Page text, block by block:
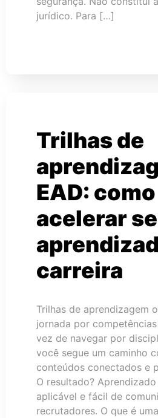
jurídico. Para […]
Trilhas de
EAD: como
acelerar
carreira
Trilhas de aprendizagem
jornada por
vez de navegar por
você segue um caminho
conteúdos conectados e
O resultado?
aplicável e fácil de
recrutadores. O que é uma